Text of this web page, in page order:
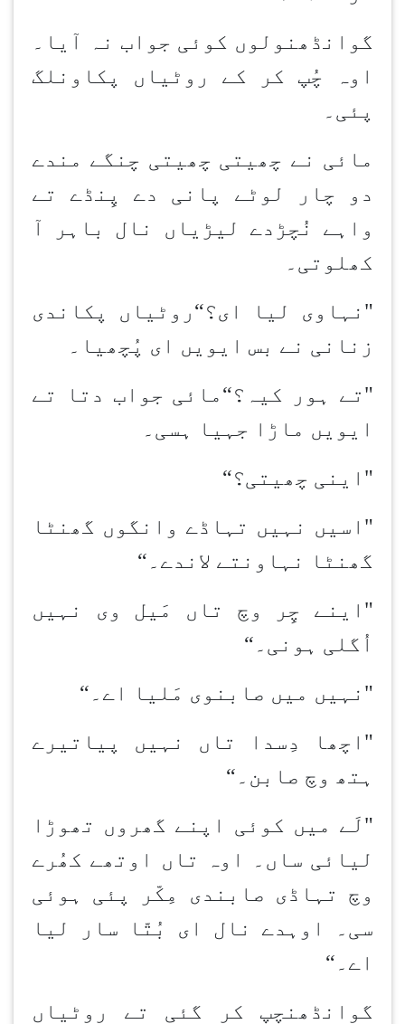
گوانڈھن ولوں کوئی جواب نہ آیا۔
اوہ چُپ کر کے روٹیاں پکاون لگ
پئی۔
مائی نے چھیتی چھیتی چنگے مندے
دو چار لوٹے پانی دے پِنڈے تے
واہے نُچڑدے لیڑیاں نال باہر آ
کھلوتی۔
"نہاوی لیا ای؟“روٹیاں پکاندی
زنانی نے بس ایویں ای پُچھیا۔
"تے ہور کیہ؟“مائی جواب دتا تے
ایویں ماڑا جہیا ہسی۔
"اینی چھیتی؟“
"اسیں نہیں تہاڈے وانگوں گھنٹا
گھنٹا نہاون تے لاندے۔ “
"اینے چِر وچ تاں مَیل وی نہیں
اُگلی ہونی۔ “
"نہیں میں صابن وی مَلیا اے۔ “
"اچھا دِسدا تاں نہیں پیاتیرے
ہتھ وچ صابن۔ “
"لَے میں کوئی اپنے گھروں تھوڑا
لیائی ساں۔ اوہ تاں اوتھے کھُرے
وچ تہاڈی صابن دی مِکّر پئی ہوئی
سی۔ اوہدے نال ای بُتّا سار لیا
اے۔ “
گوانڈھن چپ کر گئی تے روٹیاں